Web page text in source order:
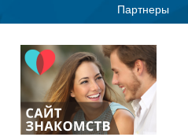
Партнеры